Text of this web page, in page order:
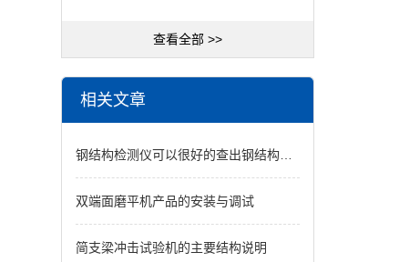
查看全部 >>
相关文章
钢结构检测仪可以很好的查出钢结构的隐患
双端面磨平机产品的安装与调试
简支梁冲击试验机的主要结构说明